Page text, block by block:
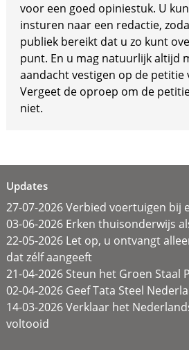
voor een goed opiniestuk. U
insturen naar een redactie,
publiek bereikt dat u zo kunt
punt. En u mag natuurlijk altijd
aandacht vestigen op de petitie
Vergeet de oproep om de
niet.
Updates
27-07-2026 Verbied voertuigen bij
03-06-2026 Erken thuisonderwijs
22-05-2026 Let op, u ontvangt
dat zélf aangeeft
21-04-2026 Steun het Groen Staal
02-04-2026 Geef Tata Steel
14-03-2026 Verklaar het
voltooid